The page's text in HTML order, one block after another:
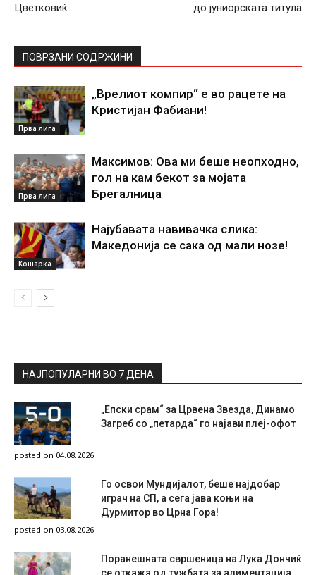
Цветковиќ
до јуниорската титула
ПОВРЗАНИ СОДРЖИНИ
Прва лига
„Врелиот компир“ е во рацете на
Кристијан Фабиани!
Прва лига
Максимов: Ова ми беше неопходно,
гол на кам бекот за мојата
Брегалница
Кошарка
Најубавата навивачка слика:
Македонија се сака од мали нозе!
НАЈПОПУЛАРНИ ВО 7 ДЕНА
„Епски срам“ за Црвена Звезда, Динамо
Загреб со „петарда“ го најави плеј-офот
posted on 04.08.2026
Го освои Мундијалот, беше најдобар
играч на СП, а сега јава коњи на
Дурмитор во Црна Гора!
posted on 03.08.2026
Поранешната свршеница на Лука Дончиќ
се откажа од тужбата за алиментација